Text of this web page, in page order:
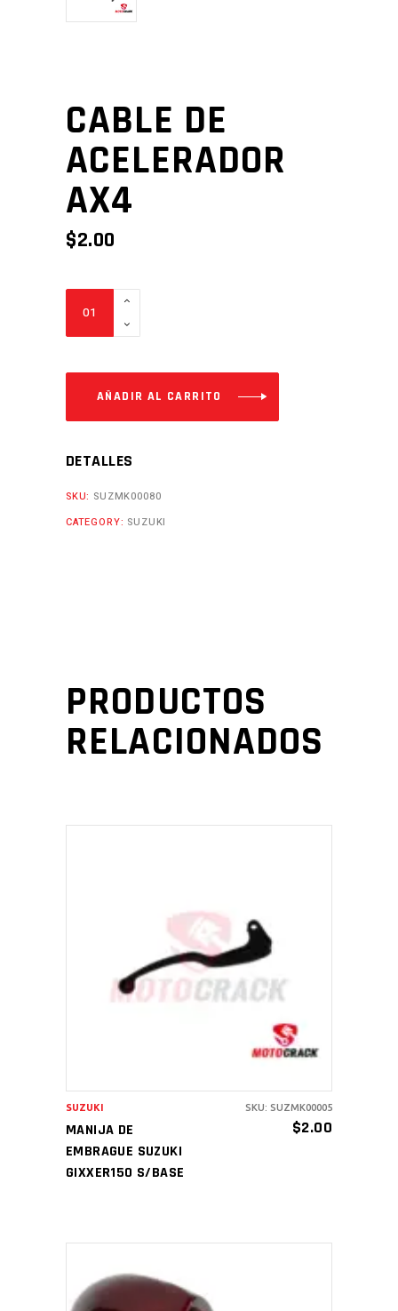
CABLE DE
ACELERADOR
AX4
$2.00
AX4
CantidadAÑADIR AL CARRITO
DETALLES
SKU: SUZMK00080
CATEGORY: SUZUKI
PRODUCTOS
RELACIONADOS
AÑADIR AL CARRITO
MANIJA DE
EMBRAGUE SUZUKI
GIXXER150 S/BASE
$2.00
SUZUKI SKU: SUZMK00005